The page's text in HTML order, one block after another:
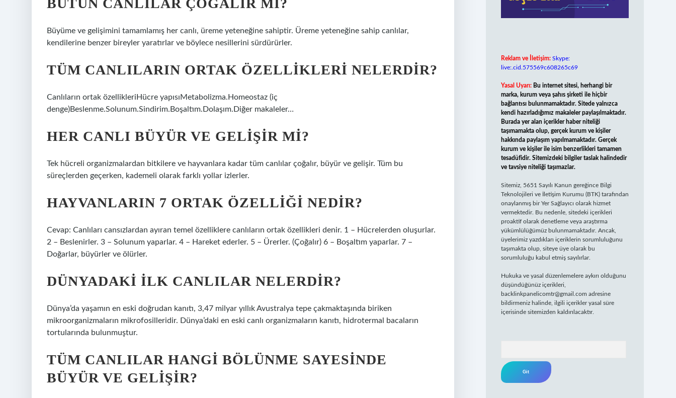
BÜTÜN CANLILAR ÇOĞALIR MI?
Büyüme ve gelişimini tamamlamış her canlı, üreme yeteneğine sahiptir. Üreme yeteneğine sahip canlılar,
kendilerine benzer bireyler yaratırlar ve böylece nesillerini sürdürürler.
TÜM CANLILARIN ORTAK ÖZELLIKLERI NELERDIR?
Canlıların ortak özellikleriHücre yapısıMetabolizma.Homeostaz (iç
denge)Beslenme.Solunum.Sindirim.Boşaltım.Dolaşım.Diğer makaleler…
HER CANLI BÜYÜR VE GELIŞIR MI?
Tek hücreli organizmalardan bitkilere ve hayvanlara kadar tüm canlılar çoğalır, büyür ve gelişir. Tüm bu
süreçlerden geçerken, kademeli olarak farklı yollar izlerler.
HAYVANLARIN 7 ORTAK ÖZELLIĞI NEDIR?
Cevap: Canlıları cansızlardan ayıran temel özelliklere canlıların ortak özellikleri denir. 1 – Hücrelerden oluşurlar.
2 – Beslenirler. 3 – Solunum yaparlar. 4 – Hareket ederler. 5 – Ürerler. (Çoğalır) 6 – Boşaltım yaparlar. 7 –
Doğarlar, büyürler ve ölürler.
DÜNYADAKI ILK CANLILAR NELERDIR?
Dünya’da yaşamın en eski doğrudan kanıtı, 3,47 milyar yıllık Avustralya tepe çakmaktaşında biriken
mikroorganizmaların mikrofosilleridir. Dünya’daki en eski canlı organizmaların kanıtı, hidrotermal bacaların
tortularında bulunmuştur.
TÜM CANLILAR HANGI BÖLÜNME SAYESINDE
BÜYÜR VE GELIŞIR?
Reklam ve İletişim: Skype:
live:.cid.575569c608265c69
Yasal Uyarı: Bu internet sitesi, herhangi bir
marka, kurum veya şahıs şirketi ile hiçbir
bağlantısı bulunmamaktadır. Sitede yalnızca
kendi hazırladığımız makaleler paylaşılmaktadır.
Burada yer alan içerikler haber niteliği
taşımamakta olup, gerçek kurum ve kişiler
hakkında paylaşım yapılmamaktadır. Gerçek
kurum ve kişiler ile isim benzerlikleri tamamen
tesadüfidir. Sitemizdeki bilgiler taslak halindedir
ve tavsiye niteliği taşımazlar.
Sitemiz, 5651 Sayılı Kanun gereğince Bilgi
Teknolojileri ve İletişim Kurumu (BTK) tarafından
onaylanmış bir Yer Sağlayıcı olarak hizmet
vermektedir. Bu nedenle, sitedeki içerikleri
proaktif olarak denetleme veya araştırma
yükümlülüğümüz bulunmamaktadır. Ancak,
üyelerimiz yazdıkları içeriklerin sorumluluğunu
taşımakta olup, siteye üye olarak bu
sorumluluğu kabul etmiş sayılırlar.
Hukuka ve yasal düzenlemelere aykırı olduğunu
düşündüğünüz içerikleri,
backlinkpanelicomtr@gmail.com adresine
bildirmeniz halinde, ilgili içerikler yasal süre
içerisinde sitemizden kaldırılacaktır.